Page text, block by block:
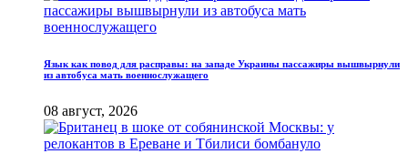
Язык как повод для расправы: на западе Украины пассажиры вышвырнули
из автобуса мать военнослужащего
08 август, 2026